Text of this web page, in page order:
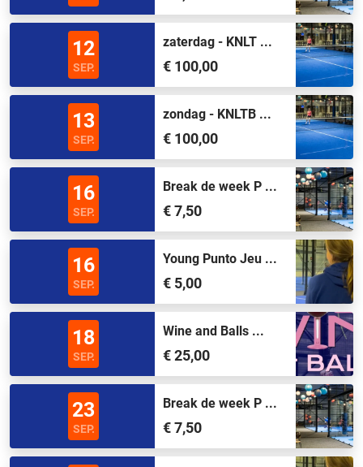
12
SEP.
zaterdag - KNLT ...
€ 100,00
13
SEP.
zondag - KNLTB ...
€ 100,00
16
SEP.
Break de week P ...
€ 7,50
16
SEP.
Young Punto Jeu ...
€ 5,00
18
SEP.
Wine and Balls ...
€ 25,00
23
SEP.
Break de week P ...
€ 7,50